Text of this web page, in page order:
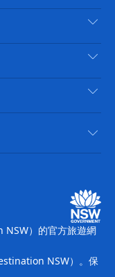
）媒體中心
）的官方旅遊網
NSW）。保